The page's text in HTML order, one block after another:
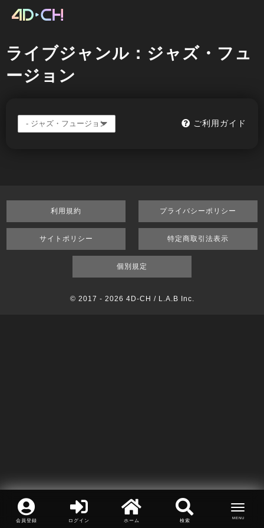
ライブジャンル：ジャズ・フュ
ージョン
ご利用ガイド
利用規約 プライバシーポリシー
サイトポリシー 特定商取引法表示
個別規定
© 2017 - 2026 4D-CH / L.A.B Inc.
会員登録 ログイン ホーム 検索